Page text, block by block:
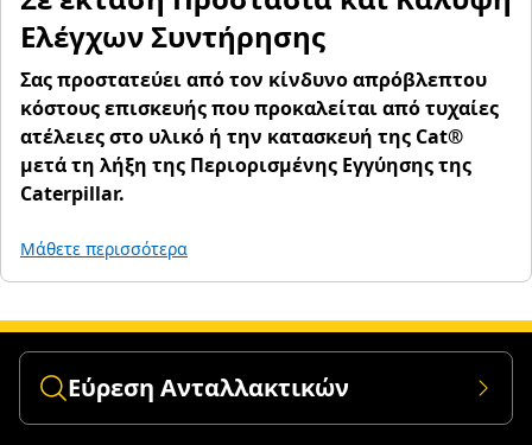
Ελέγχων Συντήρησης
Σας προστατεύει από τον κίνδυνο απρόβλεπτου
κόστους επισκευής που προκαλείται από τυχαίες
ατέλειες στο υλικό ή την κατασκευή της Cat®
μετά τη λήξη της Περιορισμένης Εγγύησης της
Caterpillar.
Μάθετε περισσότερα
Εύρεση Ανταλλακτικών